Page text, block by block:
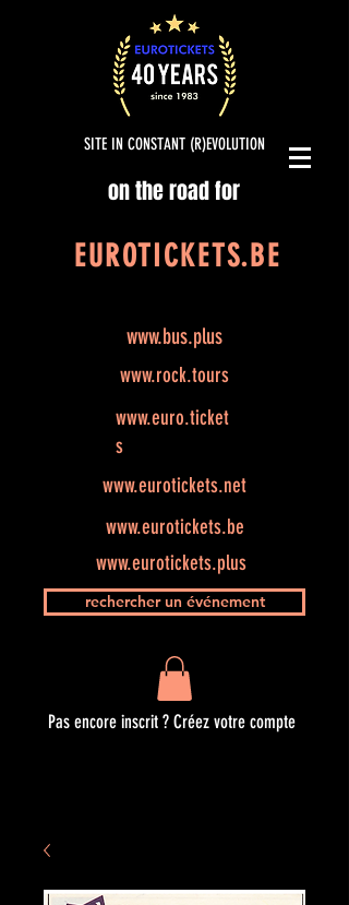
SITE IN CONSTANT (R)EVOLUTION
on the road for
EUROTICKETS.BE
www.bus.plus
www.rock.tours
www.euro.ticket
s
www.eurotickets.net
www.eurotickets.be
www.eurotickets.plus
rechercher un événement
Pas encore inscrit ? Créez votre compte